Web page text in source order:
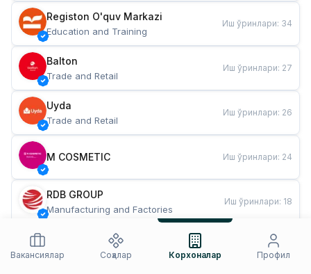
Registon O'quv Markazi
Education and Training
Иш ўринлари: 34
Balton
Trade and Retail
Иш ўринлари: 27
Uyda
Trade and Retail
Иш ўринлари: 26
M COSMETIC Иш ўринлари: 24
RDB GROUP
Manufacturing and Factories
Иш ўринлари: 18
Restaurants and Fast Food
Иш ўринлари
Вакансиялар
Соҳалар Корхоналар Профил